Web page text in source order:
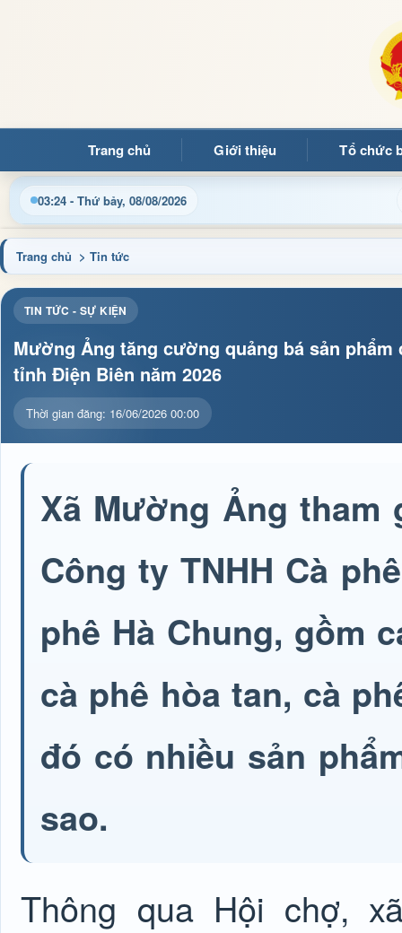
Trang chủ Giới thiệu Tổ chức
03:24 - Thứ bảy, 08/08/2026
Cập nhật thông tin điều hành, thủ tục hành chính và tin tức
Trang chủ > Tin tức
TIN TỨC - SỰ KIỆN
Mường Ảng tăng cường quảng bá sản
tỉnh Điện Biên năm 2026
Thời gian đăng: 16/06/2026 00:00
Xã Mường Ảng tham
Công ty TNHH Cà
phê Hà Chung, gồm
cà phê hòa tan, cà
đó có nhiều sản
sao.
Thông qua Hội chợ,